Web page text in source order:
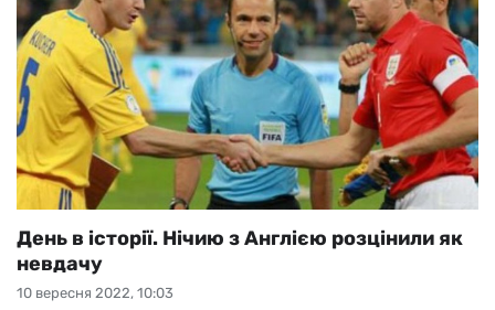
10 вересня 2022, 10:03
День в історії. Нічию з Англією розцінили як
невдачу